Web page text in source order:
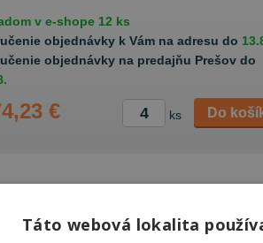
v e-shope 12 ks
objednávky k Vám na adresu do
objednávky na predajňu Prešov do
€ ks Do
Táto webová lokalita